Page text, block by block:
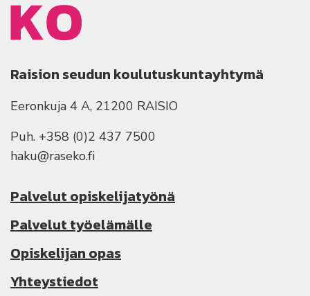
Raision seudun koulutuskuntayhtymä
Eeronkuja 4 A, 21200 RAISIO
Puh. +358 (0)2 437 7500
haku@raseko.fi
Palvelut opiskelijatyönä
Palvelut työelämälle
Opiskelijan opas
Yhteystiedot